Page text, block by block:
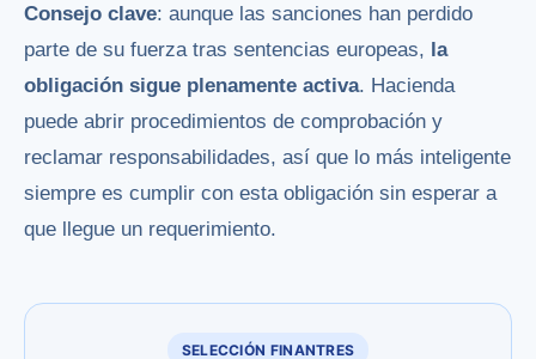
Consejo clave: aunque las sanciones han perdido
parte de su fuerza tras sentencias europeas, la
obligación sigue plenamente activa. Hacienda
puede abrir procedimientos de comprobación y
reclamar responsabilidades, así que lo más inteligente
siempre es cumplir con esta obligación sin esperar a
que llegue un requerimiento.
SELECCIÓN FINANTRES